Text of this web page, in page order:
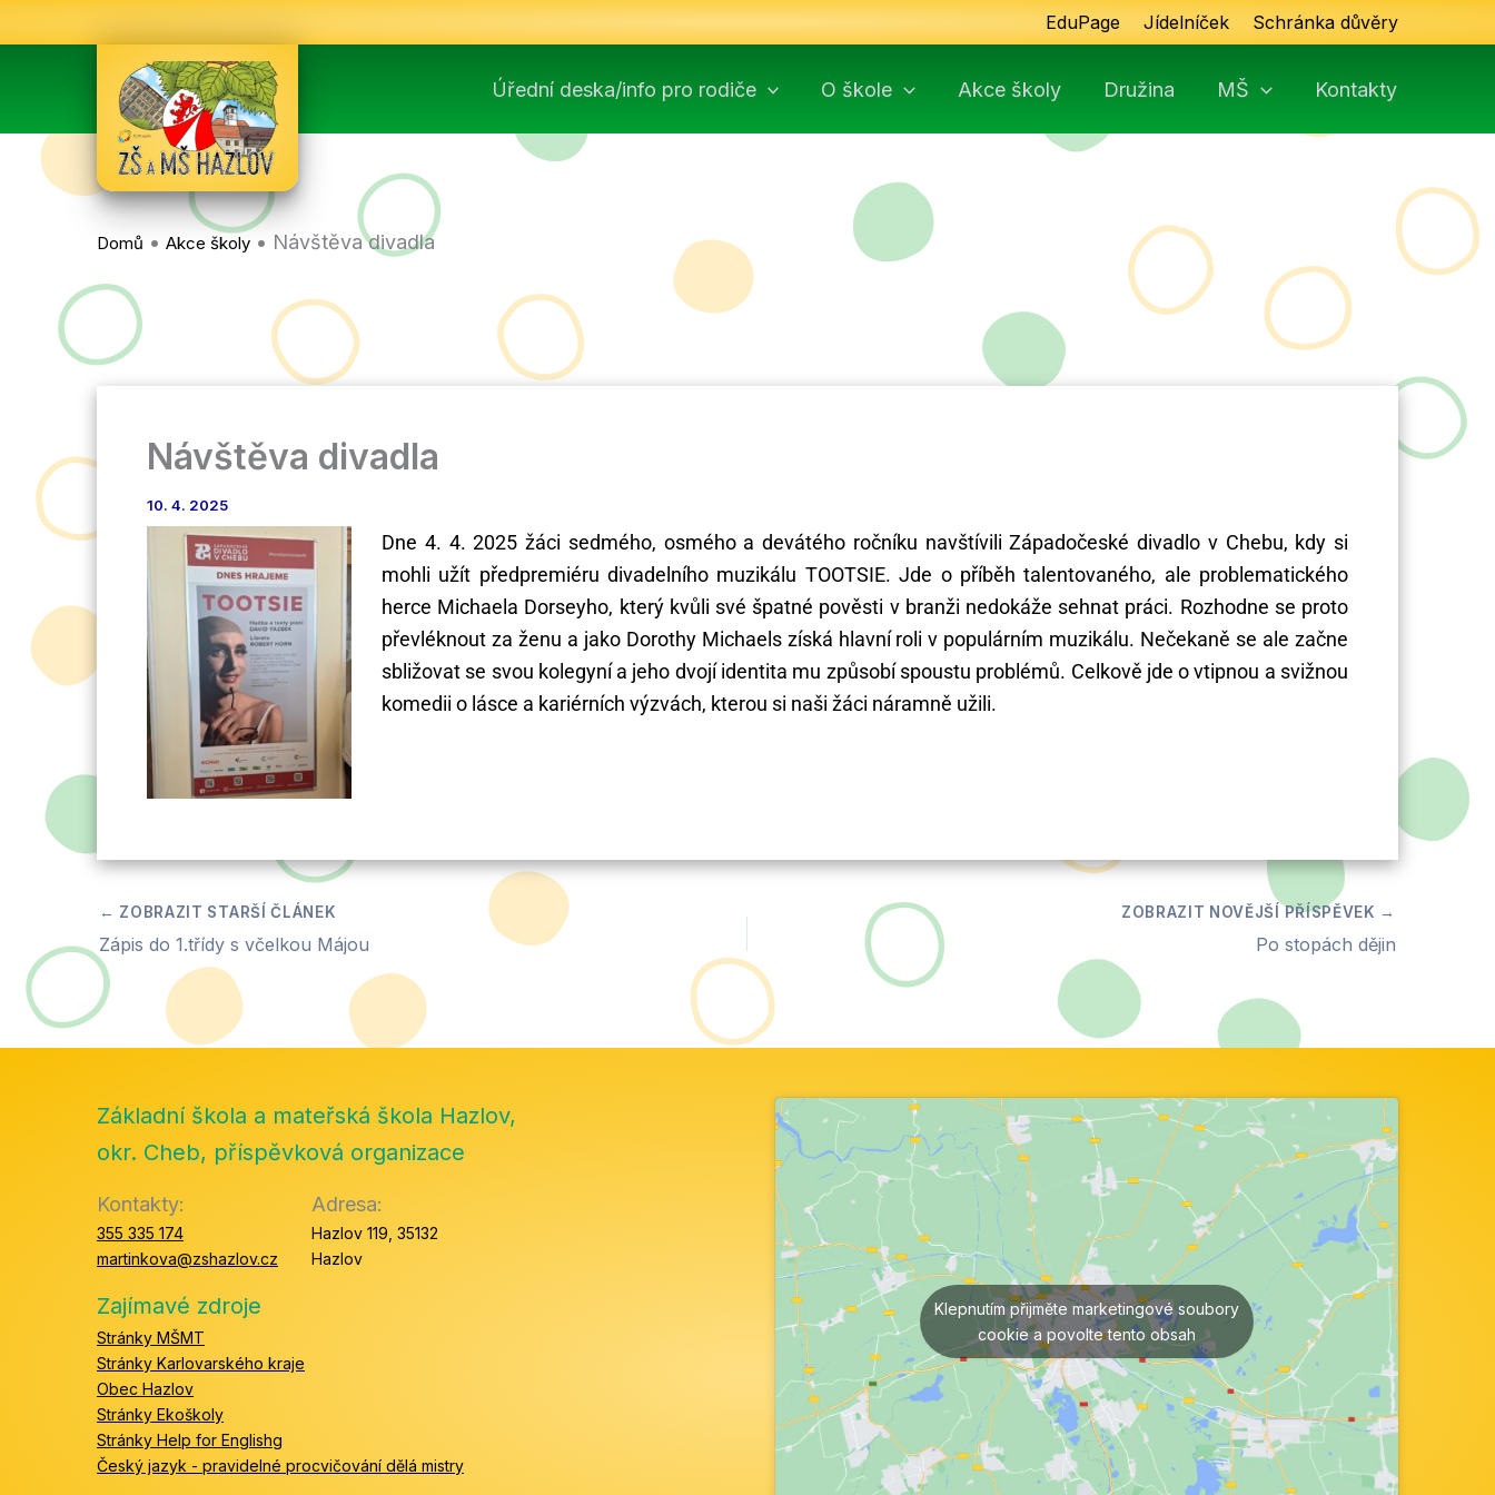
na
EduPage Jídelníček Schránka důvěry
Úřední deska/info pro rodiče O škole Akce školy Družina MŠ Kontakty
Domů • Akce školy • Návštěva divadla
Návštěva divadla
10. 4. 2025
Dne 4. 4. 2025 žáci sedmého, osmého a devátého ročníku navštívili Západočeské divadlo v Chebu, kdy si
mohli užít předpremiéru divadelního muzikálu TOOTSIE. Jde o příběh talentovaného, ale problematického
herce Michaela Dorseyho, který kvůli své špatné pověsti v branži nedokáže sehnat práci. Rozhodne se proto
převléknout za ženu a jako Dorothy Michaels získá hlavní roli v populárním muzikálu. Nečekaně se ale začne
sbližovat se svou kolegyní a jeho dvojí identita mu způsobí spoustu problémů. Celkově jde o vtipnou a svižnou
komedii o lásce a kariérních výzvách, kterou si naši žáci náramně užili.
Zápis do 1.třídy s včelkou Májou Po stopách dějin
Základní škola a mateřská škola Hazlov,
okr. Cheb, příspěvková organizace
Kontakty:
355 335 174
martinkova@zshazlov.cz
Adresa:
Hazlov 119, 35132
Hazlov
Zajímavé zdroje
Stránky MŠMT
Stránky Karlovarského kraje
Obec Hazlov
Stránky Ekoškoly
Stránky Help for Englishg
Český jazyk - pravidelné procvičování dělá mistry
Klepnutím přijměte marketingové soubory
cookie a povolte tento obsah